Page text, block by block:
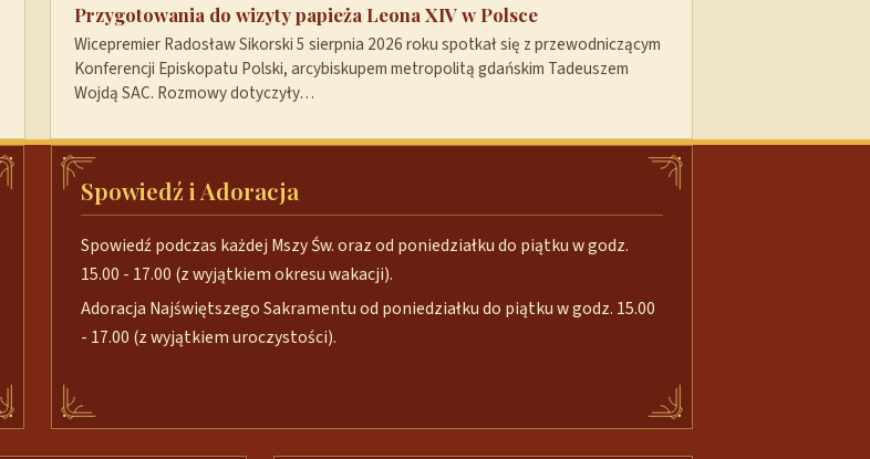
Przygotowania do wizyty papieża Leona XIV w Polsce
Wicepremier Radosław Sikorski 5 sierpnia 2026 roku spotkał się z przewodniczącym
Konferencji Episkopatu Polski, arcybiskupem metropolitą gdańskim Tadeuszem
Wojdą SAC. Rozmowy dotyczyły…
Spowiedź i Adoracja
Spowiedź podczas każdej Mszy Św. oraz od poniedziałku do piątku w godz.
15.00 - 17.00 (z wyjątkiem okresu wakacji).
Adoracja Najświętszego Sakramentu od poniedziałku do piątku w godz. 15.00
- 17.00 (z wyjątkiem uroczystości).